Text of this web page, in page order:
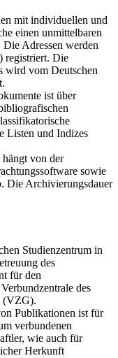
mit individuellen und
einen unmittelbaren
Adressen werden
registriert. Die
wird vom Deutschen
ist über
Listen und Indizes
von der
sowie
Die Archivierungsdauer
Studienzentrum in
des
für den
des
(VZG).
Publikationen ist für
verbundenen
wie auch für
Herkunft